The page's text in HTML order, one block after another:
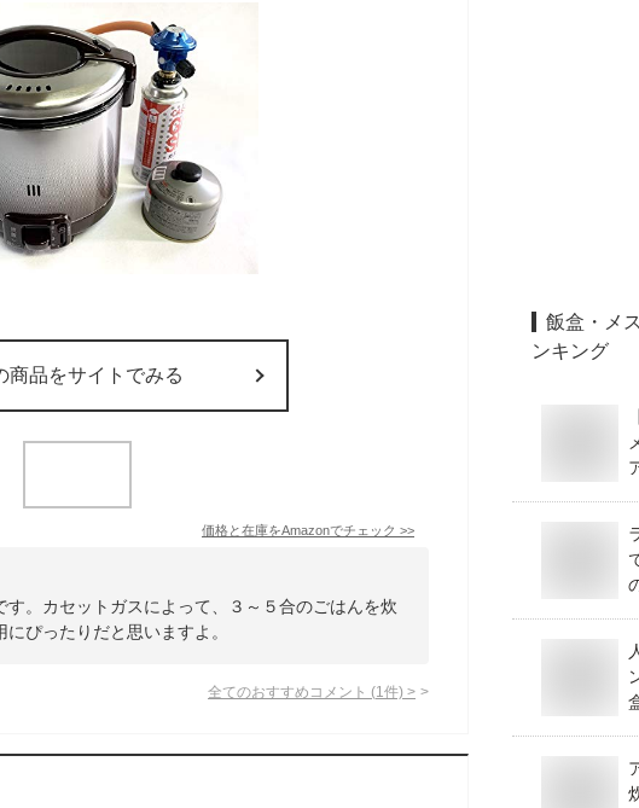
商品をサイトでみる
価格と在庫をAmazonでチェック >>
。カセットガスによって、３～５合のごはんを炊
ぴったりだと思いますよ。
全てのおすすめコメント (1 件) >
飯盒・メ
ンキング